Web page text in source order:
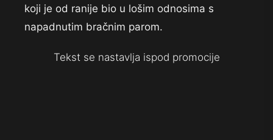
koji je od ranije bio u lošim odnosima s
napadnutim bračnim parom.
Tekst se nastavlja ispod promocije